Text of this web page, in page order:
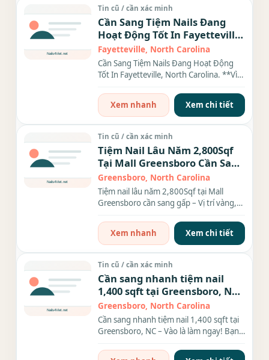
Tin cũ / cần xác minh
Cần Sang Tiệm Nails Đang
Hoạt Động Tốt In Fayetteville,
North Carolina.
Fayetteville, North Carolina
Cần Sang Tiệm Nails Đang Hoạt Động
Tốt In Fayetteville, North Carolina. **Vì
Xem nhanh
Xem chi tiết
Tin cũ / cần xác minh
Tiệm Nail Lâu Năm 2,800Sqf
Tại Mall Greensboro Cần Sang
Gấp – Vị Trí Vàng, Mau Thu
Hồi Vốn
Greensboro, North Carolina
Tiệm nail lâu năm 2,800Sqf tại Mall
Greensboro cần sang gấp – Vị trí vàng,
Xem nhanh
Xem chi tiết
Tin cũ / cần xác minh
Cần sang nhanh tiệm nail
1,400 sqft tại Greensboro, NC
– Vào là làm ngay!
Greensboro, North Carolina
Cần sang nhanh tiệm nail 1,400 sqft tại
Greensboro, NC – Vào là làm ngay! Bạn